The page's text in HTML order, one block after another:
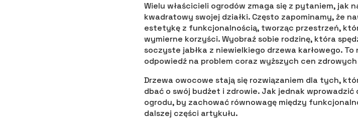
Wielu właścicieli ogrodów zmaga się z pytaniem, jak
kwadratowy swojej działki. Często zapominamy, że
estetykę z funkcjonalnością, tworząc przestrzeń,
wymierne korzyści. Wyobraź sobie rodzinę, która
soczyste jabłka z niewielkiego drzewa karłowego.
odpowiedź na problem coraz wyższych cen
Drzewa owocowe stają się rozwiązaniem dla tych,
dbać o swój budżet i zdrowie. Jak jednak
ogrodu, by zachować równowagę między
dalszej części artykułu.